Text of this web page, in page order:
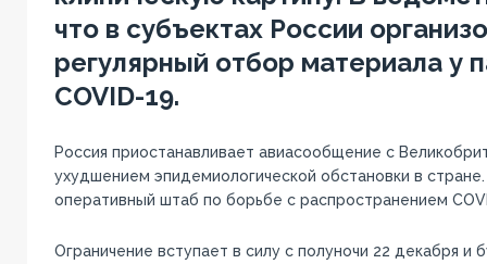
что в субъектах России
регулярный отбор материала у
COVID-19.
Россия приостанавливает авиасообщение с
ухудшением эпидемиологической обстановки в
оперативный штаб по борьбе с распространением
Ограничение вступает в силу с полуночи 22 декабря и